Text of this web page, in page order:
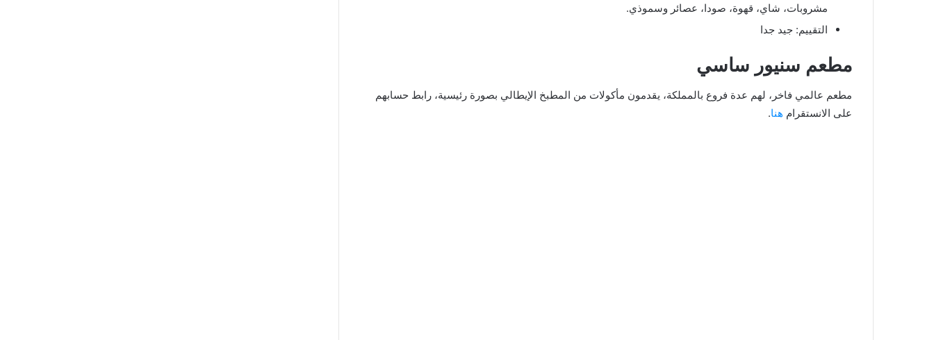
مشروبات، شاي، قهوة، صودا، عصائر وسموذي.
التقييم: جيد جدا
مطعم سنيور ساسي
مطعم عالمي فاخر، لهم عدة فروع بالمملكة، يقدمون مأكولات من المطبخ الإيطالي بصورة رئيسية، رابط حسابهم
على الانستقرام هنا.